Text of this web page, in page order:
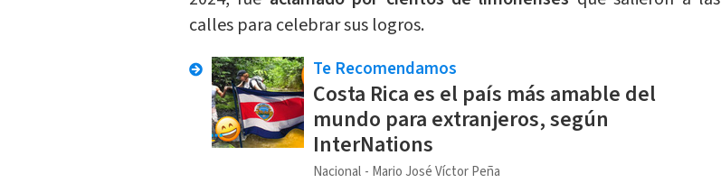
calles para celebrar sus logros.
Te Recomendamos
Costa Rica es el país más amable del
mundo para extranjeros, según
InterNations
Nacional Mario José Víctor Peña